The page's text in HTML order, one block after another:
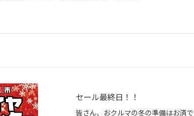
セール最終日！！